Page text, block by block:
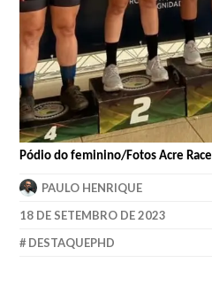
Pódio do feminino/Fotos Acre Race
PAULO HENRIQUE
18 DE SETEMBRO DE 2023
DESTAQUEPHD